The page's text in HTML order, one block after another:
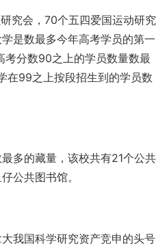
会，70个五四爱国运动研究
是数最多今年高考学员的第一
考分数90之上的学员数量数最
在99之上按段招生到的学员数
的藏量，该校共有21个公共
公共图书馆。
国科学研究资产竞申的头号